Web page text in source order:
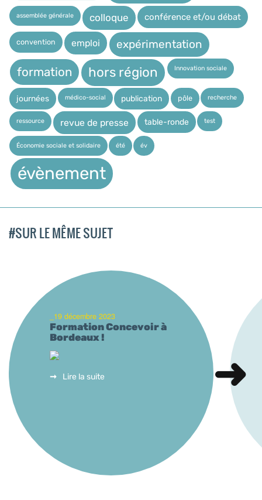
assemblée générale colloque conférence et/ou débat
convention emploi expérimentation
formation hors région Innovation sociale
journées médico-social publication pôle recherche
ressource revue de presse table-ronde test
Économie sociale et solidaire été év
évènement
#SUR LE MÊME SUJET
_19 décembre 2023
Formation Concevoir à
Bordeaux !
Lire la suite